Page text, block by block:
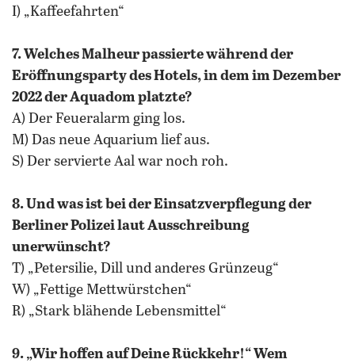
I) „Kaffeefahrten“
7. Welches Malheur passierte während der
Eröffnungsparty des Hotels, in dem im Dezember
2022 der Aquadom platzte?
A) Der Feueralarm ging los.
M) Das neue Aquarium lief aus.
S) Der servierte Aal war noch roh.
8. Und was ist bei der Einsatzverpflegung der
Berliner Polizei laut Ausschreibung
unerwünscht?
T) „Petersilie, Dill und anderes Grünzeug“
W) „Fettige Mettwürstchen“
R) „Stark blähende Lebensmittel“
9. „Wir hoffen auf Deine Rückkehr!“ Wem